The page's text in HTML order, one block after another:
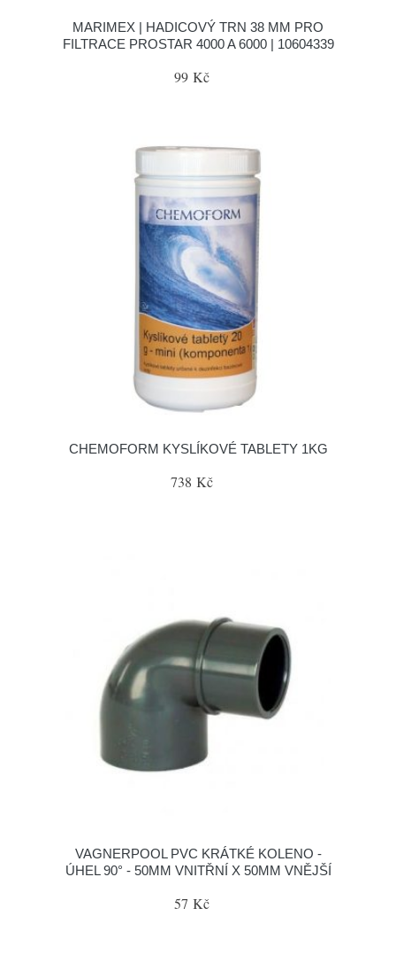
MARIMEX | HADICOVÝ TRN 38 MM PRO
FILTRACE PROSTAR 4000 A 6000 | 10604339
99 Kč
CHEMOFORM KYSLÍKOVÉ TABLETY 1KG
738 Kč
VAGNERPOOL PVC KRÁTKÉ KOLENO -
ÚHEL 90° - 50MM VNITŘNÍ X 50MM VNĚJŠÍ
57 Kč